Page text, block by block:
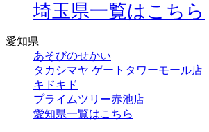
埼玉県一覧はこちら
愛知県
あそびのせかい
タカシマヤ ゲートタワーモール店
キドキド
プライムツリー赤池店
愛知県一覧はこちら